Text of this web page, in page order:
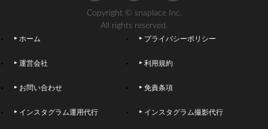
Copyright © snaplace Inc.
All rights reserved.
ホーム プライバシーポリシー
運営会社 利用規約
お問い合わせ 免責条項
インスタグラム運用代行 インスタグラム撮影代行